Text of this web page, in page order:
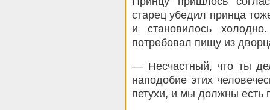
старец убедил принца
и становилось
потребовал пищу из
— Несчастный, что ты
наподобие этих
петухи, и мы должны есть